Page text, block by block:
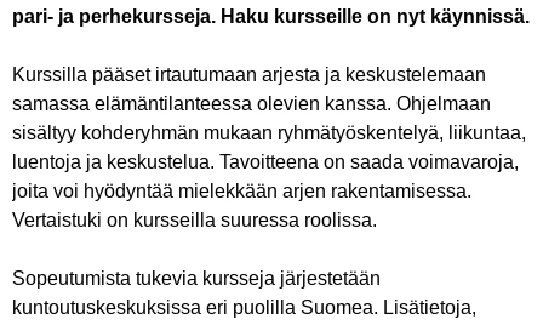
pari- ja perhekursseja. Haku kursseille on nyt käynnissä.
Kurssilla pääset irtautumaan arjesta ja keskustelemaan
samassa elämäntilanteessa olevien kanssa. Ohjelmaan
sisältyy kohderyhmän mukaan ryhmätyöskentelyä, liikuntaa,
luentoja ja keskustelua. Tavoitteena on saada voimavaroja,
joita voi hyödyntää mielekkään arjen rakentamisessa.
Vertaistuki on kursseilla suuressa roolissa.
Sopeutumista tukevia kursseja järjestetään
kuntoutuskeskuksissa eri puolilla Suomea. Lisätietoja,